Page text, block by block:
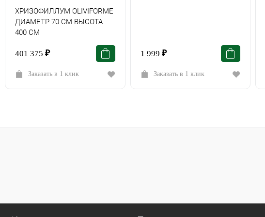
ХРИЗОФИЛЛУМ OLIVIFORME
ДИАМЕТР 70 СМ ВЫСОТА
400 СМ
401 375 ₽
Заказать в 1 клик
1 999 ₽
Заказать в 1 клик